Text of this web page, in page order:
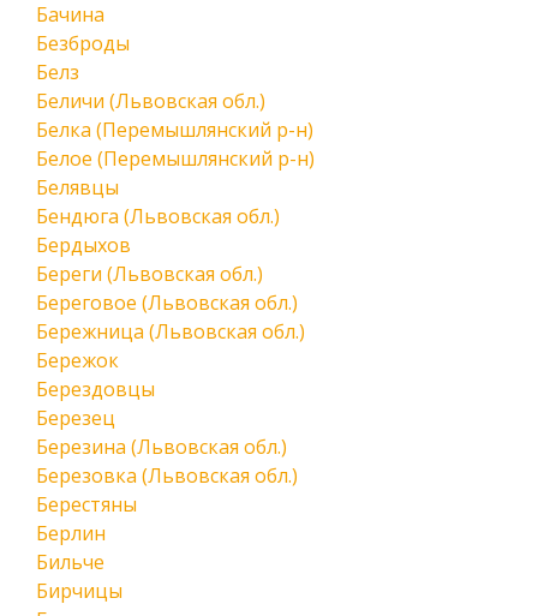
Бачина
Безброды
Белз
Беличи (Львовская обл.)
Белка (Перемышлянский р-н)
Белое (Перемышлянский р-н)
Белявцы
Бендюга (Львовская обл.)
Бердыхов
Береги (Львовская обл.)
Береговое (Львовская обл.)
Бережница (Львовская обл.)
Бережок
Берездовцы
Березец
Березина (Львовская обл.)
Березовка (Львовская обл.)
Берестяны
Берлин
Бильче
Бирчицы